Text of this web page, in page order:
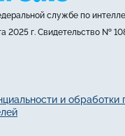
службе по
2025 г. Свидетельство №
и обработки